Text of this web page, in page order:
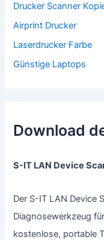
Drucker Scanner
Airprint Drucker
Laserdrucker Farbe
Günstige Laptops
Download
S-IT LAN Device
Der S-IT LAN Device
Diagnosewerkzeug
kostenlose, portable